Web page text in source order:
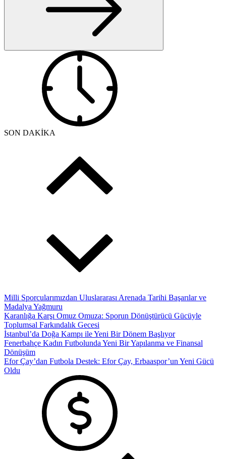
SON DAKİKA
Milli Sporcularımızdan Uluslararası Arenada Tarihi Başarılar ve
Madalya Yağmuru
Karanlığa Karşı Omuz Omuza: Sporun Dönüştürücü Gücüyle
Toplumsal Farkındalık Gecesi
İstanbul’da Doğa Kampı ile Yeni Bir Dönem Başlıyor
Fenerbahçe Kadın Futbolunda Yeni Bir Yapılanma ve Finansal
Dönüşüm
Efor Çay’dan Futbola Destek: Efor Çay, Erbaaspor’un Yeni Gücü
Oldu